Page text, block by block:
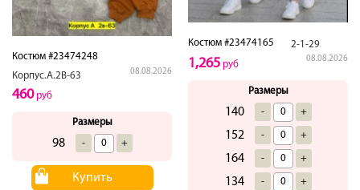
Костюм #23474248
Корпус.А.2В-63
08.08.2026
460руб
Размеры
98 - +
Купить
Костюм #23474165 2-1-29
08.08.2026
1,265 руб
Размеры
140 - +
152 - +
164 - +
134 - +